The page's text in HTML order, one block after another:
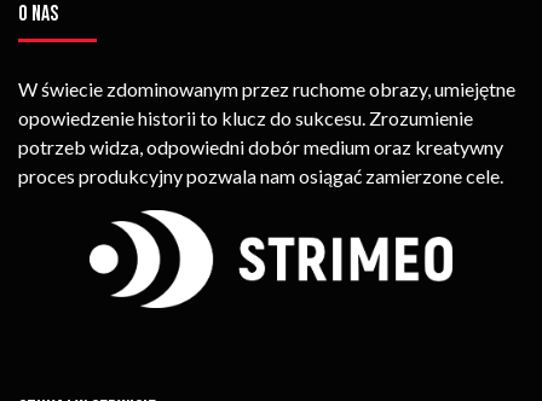
O NAS
W świecie zdominowanym przez ruchome obrazy, umiejętne
opowiedzenie historii to klucz do sukcesu. Zrozumienie
potrzeb widza, odpowiedni dobór medium oraz kreatywny
proces produkcyjny pozwala nam osiągać zamierzone cele.